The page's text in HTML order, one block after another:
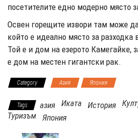
посетителите едно модерно място
Освен горещите извори там може
който е идеално място за разходка
Той е и дом на езерото Камегайке,
е дом на местен гигантски рак.
Category Азия Япония
Tags азия Иката История
Туризъм
Япония